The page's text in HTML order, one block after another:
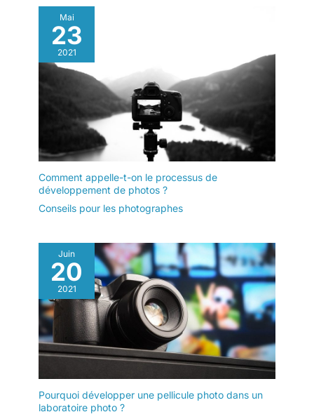
Mai
23
2021
Comment appelle-t-on le processus de
développement de photos ?
Conseils pour les photographes
Juin
20
2021
Pourquoi développer une pellicule photo dans un
laboratoire photo ?